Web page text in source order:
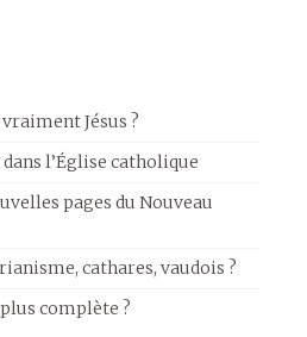
Jésus ?
l’Église catholique
pages du Nouveau
cathares, vaudois ?
complète ?